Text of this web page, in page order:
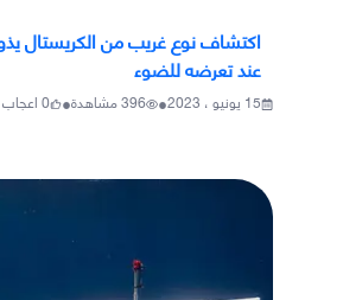
اكتشاف نوع غريب من الكريستال
عند تعرضه للضوء
15 يونيو ، 2023 •
396مشاهدة•
0اعجاب